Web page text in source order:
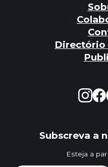
Directório
Subscreva a
Esteja a